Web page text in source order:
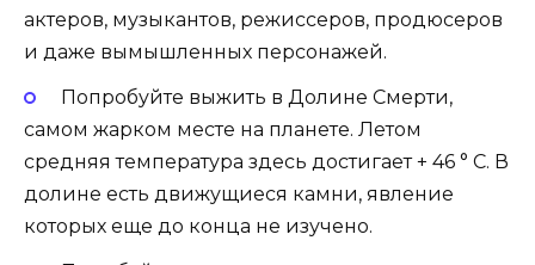
актеров, музыкантов, режиссеров, продюсеров
и даже вымышленных персонажей.
Попробуйте выжить в Долине Смерти,
самом жарком месте на планете. Летом
средняя температура здесь достигает + 46 ° C. В
долине есть движущиеся камни, явление
которых еще до конца не изучено.